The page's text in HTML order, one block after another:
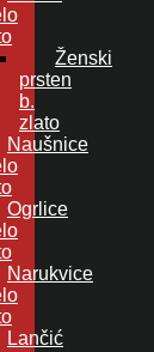
Ženski
prsten
b.
zlato
Naušnice
Ogrlice
Narukvice
Lančić